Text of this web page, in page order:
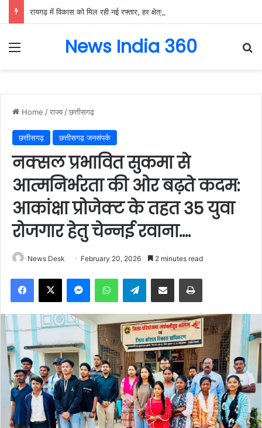
Menu News India 360
Home /राज्य /छत्तीसगढ़
छत्तीसगढ़ छत्तीसगढ़ जनसंपर्क
नक्सल प्रभावित सुकमा से
आत्मनिर्भरता की ओर बढ़ते कदम:
आकांक्षा प्रोजेक्ट के तहत 35 युवा
रोजगार हेतु चेन्नई रवाना….
News Desk February 20, 2026 2 minutes read
Facebook
X MessengerWhatsAppTelegramShare via Email Print